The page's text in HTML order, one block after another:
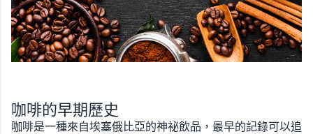
咖啡的早期歷史
咖啡是一種來自埃塞俄比亞的神祕飲品，最早的記錄可以追